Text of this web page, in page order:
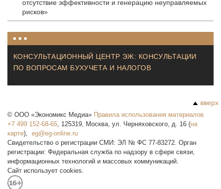
отсутствие эффективности и генерацию неуправляемых
рисков»
КОНСУЛЬТАЦИОННЫЙ ЦЕНТР ЭЖ: КОНСУЛЬТАЦИИ
ПО ВОПРОСАМ БУХУЧЕТА И НАЛОГОВ
вверх
© ООО «Экономикс Медиа» Правила использования материалов
+7 499 152-68-65, 125319, Москва, ул. Черняховского, д. 16 (на
карте),
Свидетельство о регистрации СМИ: ЭЛ № ФС 77-83272. Орган
регистрации: Федеральная служба по надзору в сфере связи,
информационных технологий и массовых коммуникаций.
Сайт использует cookies.